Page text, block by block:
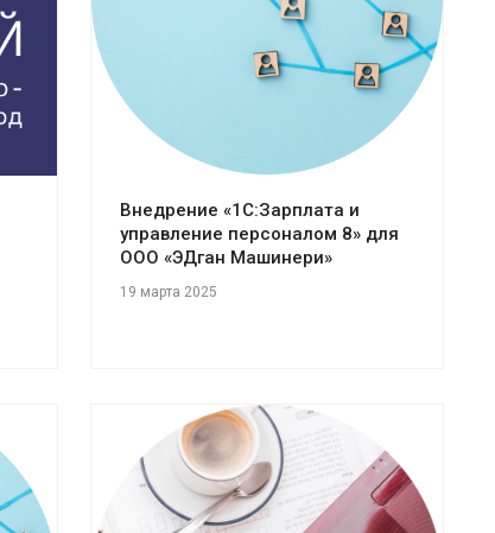
Смотреть проект
Внедрение «1С:Зарплата и
управление персоналом 8» для
ООО «ЭДган Машинери»
19 марта 2025